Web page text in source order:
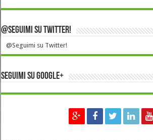
@Seguimi su Twitter!
@Seguimi su Twitter!
Seguimi su Google+